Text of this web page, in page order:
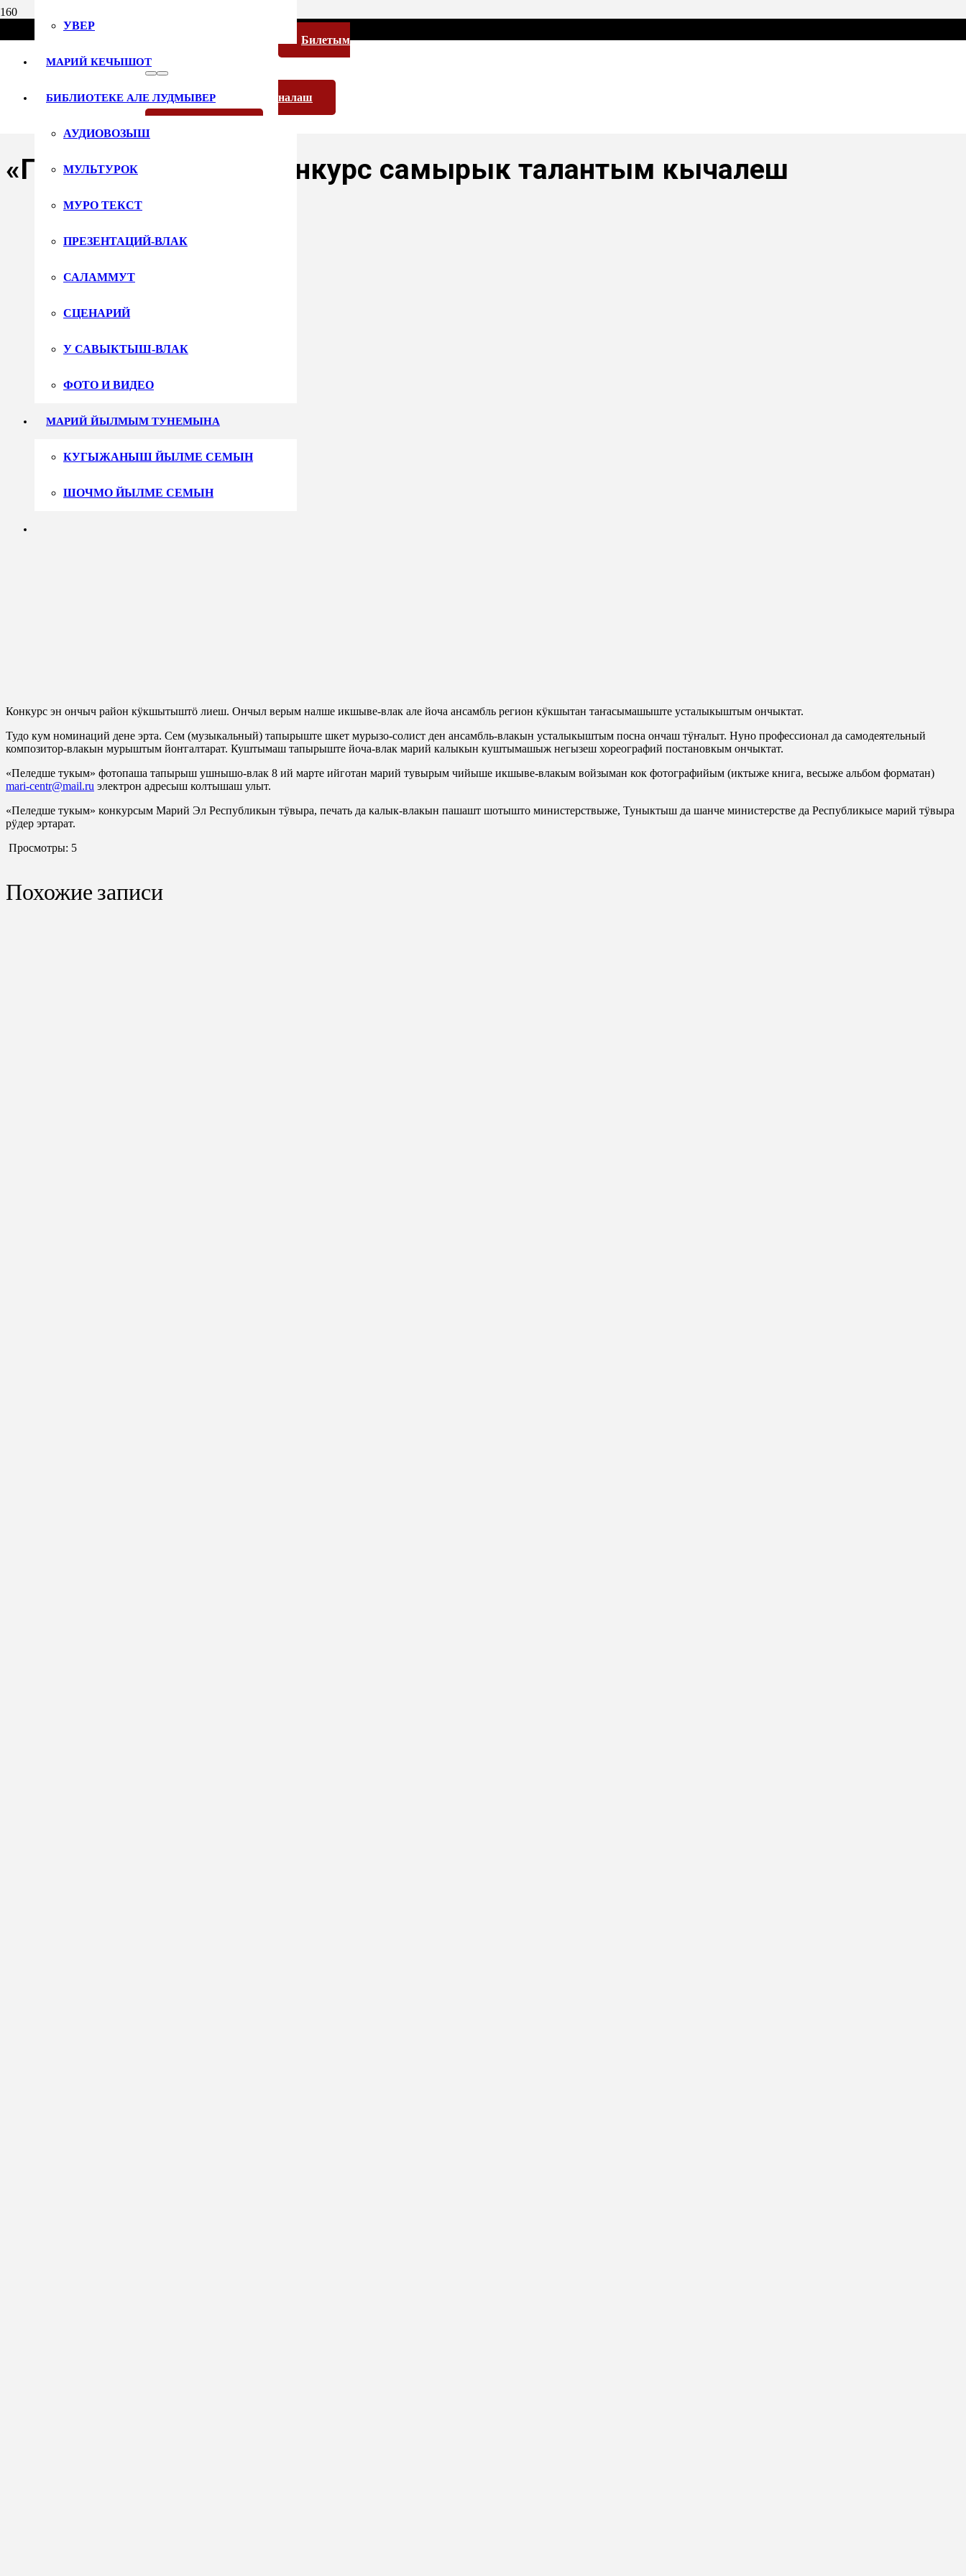
Билетым
налаш
УВЕР
МАРИЙ КЕЧЫШОТ
БИБЛИОТЕКЕ АЛЕ ЛУДМЫВЕР
АУДИОВОЗЫШ
МУЛЬТУРОК
МУРО ТЕКСТ
ПРЕЗЕНТАЦИЙ-ВЛАК
САЛАММУТ
СЦЕНАРИЙ
У САВЫКТЫШ-ВЛАК
ФОТО И ВИДЕО
МАРИЙ ЙЫЛМЫМ ТУНЕМЫНА
КУГЫЖАНЫШ ЙЫЛМЕ СЕМЫН
ШОЧМО ЙЫЛМЕ СЕМЫН
«Пеледше тукым» конкурс самырык талантым кычалеш
Конкурс эн ончыч район кӱкшытыштӧ лиеш. Ончыл верым налше икшыве-влак але йоча ансамбль регион кӱкшытан таҥасымашыште усталыкыштым ончыктат.
Тудо кум номинаций дене эрта. Сем (музыкальный) тапырыште шкет мурызо-солист ден ансамбль-влакын усталыкыштым посна ончаш тӱҥалыт. Нуно профессионал да самодеятельный
композитор-влакын мурыштым йоҥгалтарат. Куштымаш тапырыште йоча-влак марий калыкын куштымашыж негызеш хореографий постановкым ончыктат.
«Пеледше тукым» фотопаша тапырыш ушнышо-влак 8 ий марте ийготан марий тувырым чийыше икшыве-влакым войзыман кок фотографийым (иктыже книга, весыже альбом форматан)
mari-centr@mail.ru электрон адресыш колтышаш улыт.
«Пеледше тукым» конкурсым Марий Эл Республикын тӱвыра, печать да калык-влакын пашашт шотышто министерствыже, Туныктыш да шанче министерстве да Республикысе марий тӱвыра
рӱдер эртарат.
Просмотры: 5
Похожие записи